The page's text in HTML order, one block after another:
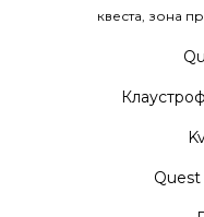
квеста, зона